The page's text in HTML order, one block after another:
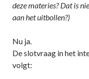
deze materies? Dat is
aan het uitbollen?)
Nu ja.
De slotvraag in het
volgt: